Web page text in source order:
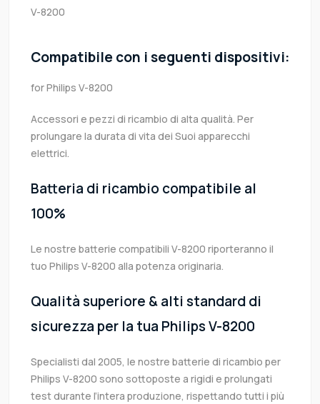
V-8200
Compatibile con i seguenti dispositivi:
for Philips V-8200
Accessori e pezzi di ricambio di alta qualità. Per
prolungare la durata di vita dei Suoi apparecchi
elettrici.
Batteria di ricambio compatibile al
100%
Le nostre batterie compatibili V-8200 riporteranno il
tuo Philips V-8200 alla potenza originaria.
Qualità superiore & alti standard di
sicurezza per la tua Philips V-8200
Specialisti dal 2005, le nostre batterie di ricambio per
Philips V-8200 sono sottoposte a rigidi e prolungati
test durante l’intera produzione, rispettando tutti i più